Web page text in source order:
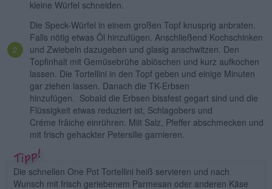
kleine Würfel schneiden.
Die Speck-Würfel in einem großen Topf knusprig anbraten.
Falls nötig etwas Öl hinzufügen. Anschließend Kochschinken
und Zwiebeln dazugeben und glasig anschwitzen. Den
Topfinhalt mit Gemüsebrühe ablöschen und kurz aufkochen
lassen. Die Tortellini in den Topf geben und einige Minuten
gar ziehen lassen. Danach die TK-Erbsen
hinzufügen. Sobald die Erbsen bissfest gegart sind und die
Flüssigkeit etwas reduziert ist, Schlagobers und
Créme frâiche einrühren. Miit Salz, Pfeffer abschmecken und
mit frisch gehackter Petersilie garnieren.
Die schnellen One Pot Tortellini heiß servieren und nach
Wunsch mit frisch geriebenem Parmesan oder anderen Käse